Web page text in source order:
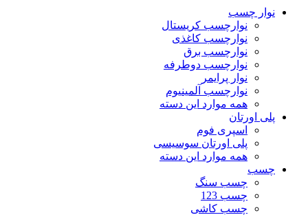
نوار چسب
نوارچسب کریستال
نوارچسب کاغذی
نوارچسب برق
نوارچسب دوطرفه
نوار پرایمر
نوارچسب آلمینیوم
همه موارد این دسته
پلی اورتان
اسپری فوم
پلی اورتان سوسیسی
همه موارد این دسته
چسب
چسب سنگ
چسب 123
چسب کاشی